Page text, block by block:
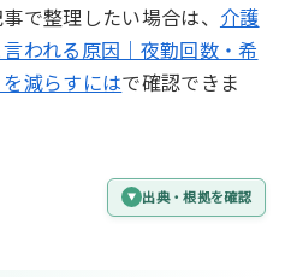
で整理したい場合は、 介護
われる原因｜夜勤回数・希
減らすにはで確認できま
出典・根拠を確認